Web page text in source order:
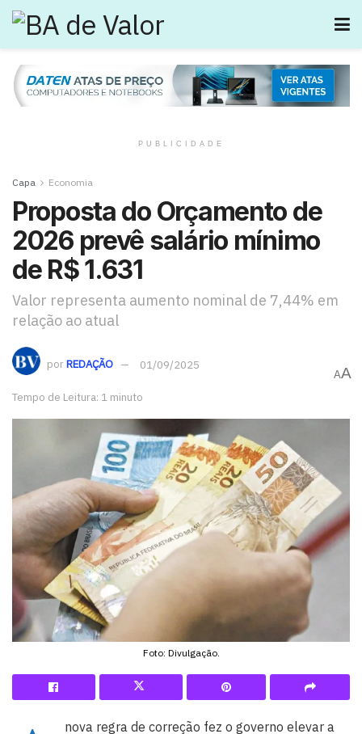
PUBLICIDADE
Capa Economia
Proposta do Orçamento de
2026 prevê salário mínimo
de R$ 1.631
Valor representa aumento nominal de 7,44% em
relação ao atual
porREDAÇÃO 01/09/2025
Tempo de Leitura: 1 minuto
AA
Foto: Divulgação.
nova regra de correção fez o governo elevar a